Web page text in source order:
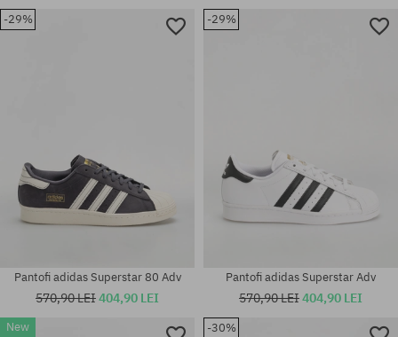
Mărimi existente:
38; 38 2/3; 39 1/3; 40; 40 2/3;
-29%
Pantofi adidas Superstar 80 Adv
570,90 LEI404,90 LEI
-29%
Pantofi adidas Superstar Adv
570,90 LEI404,90 LEI
New -30%